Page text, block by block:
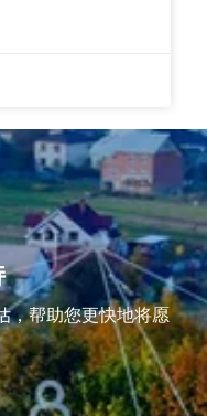
，帮助您更快地将愿